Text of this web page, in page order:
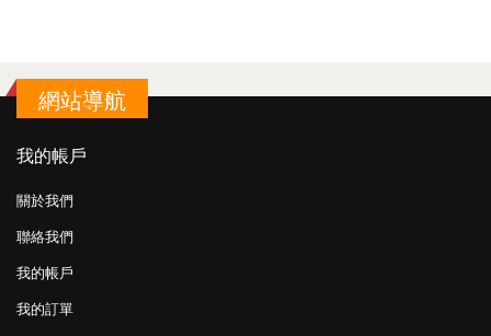
網站導航
我的帳戶
關於我們
聯絡我們
我的帳戶
我的訂單